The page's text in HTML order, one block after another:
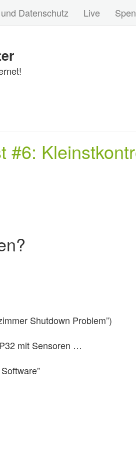
Datenschutz Live
#6:
Shutdown Problem”)
mit Sensoren …